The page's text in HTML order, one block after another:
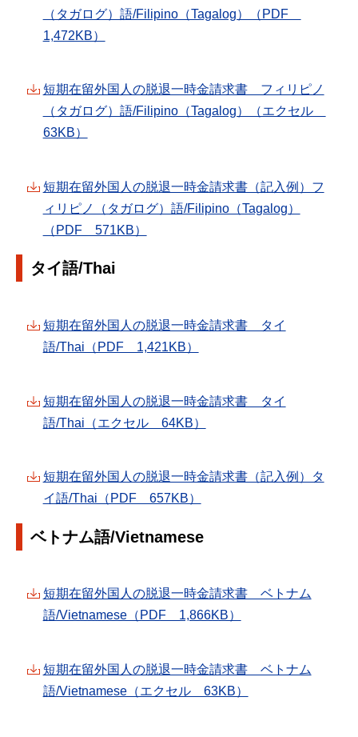
（タガログ）語/Filipino（Tagalog）（PDF
1,472KB）
短期在留外国人の脱退一時金請求書 フィリピノ
（タガログ）語/Filipino（Tagalog）（エクセル
63KB）
短期在留外国人の脱退一時金請求書（記入例）フ
ィリピノ（タガログ）語/Filipino（Tagalog）
（PDF 571KB）
タイ語/Thai
短期在留外国人の脱退一時金請求書 タイ
語/Thai（PDF 1,421KB）
短期在留外国人の脱退一時金請求書 タイ
語/Thai（エクセル 64KB）
短期在留外国人の脱退一時金請求書（記入例）タ
イ語/Thai（PDF 657KB）
ベトナム語/Vietnamese
短期在留外国人の脱退一時金請求書 ベトナム
語/Vietnamese（PDF 1,866KB）
短期在留外国人の脱退一時金請求書 ベトナム
語/Vietnamese（エクセル 63KB）